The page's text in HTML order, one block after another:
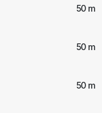
50 m
50 m
50 m